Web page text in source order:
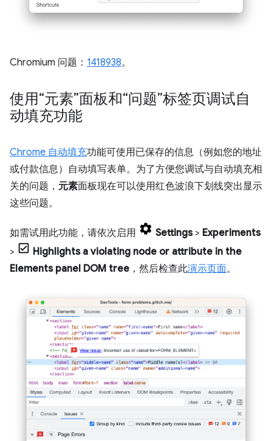
Chromium 问题： 1418938。
使用“元素”面板和“问题”标签页调试自
动填充功能
Chrome 自动填充功能可使用已保存的信息（例如您的地址
或付款信息）自动填写表单。为了方便您调试与自动填充相
关的问题， 元素面板现在可以使用红色波浪下划线突出显示
这些问题。
如需试用此功能，请依次启用 Settings> Experiments
>
Highlights a violating node or attribute in the
Elements panel DOM tree ，然后检查此演示页面。